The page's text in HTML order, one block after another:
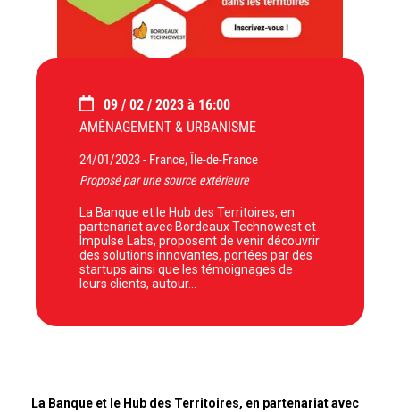
09 / 02 / 2023 à 16:00
AMÉNAGEMENT & URBANISME
24/01/2023 - France, Île-de-France
Proposé par une source extérieure
La Banque et le Hub des Territoires, en
partenariat avec Bordeaux Technowest et
Impulse Labs, proposent de venir découvrir
des solutions innovantes, portées par des
startups ainsi que les témoignages de
leurs clients, autour…
La Banque et le Hub des Territoires, en partenariat avec